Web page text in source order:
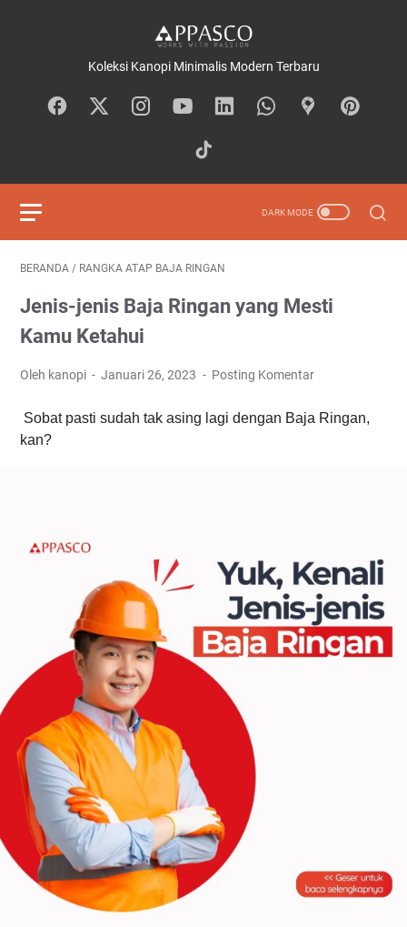
Koleksi Kanopi Minimalis Modern Terbaru
BERANDA / RANGKA ATAP BAJA RINGAN
Jenis-jenis Baja Ringan yang Mesti
Kamu Ketahui
Oleh kanopi Januari 26, 2023 Posting Komentar
Sobat pasti sudah tak asing lagi dengan Baja Ringan,
kan?